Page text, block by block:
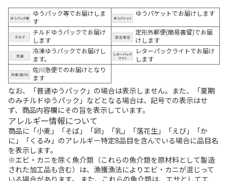
ゆうパック等でお届けしま
す
ゆうパケットでお届けします
チルドゆうパックでお届け
します
定形外郵便(簡易書留)でお届
けします
冷凍ゆうパックでお届けし
ます。
レターパックライトでお届け
します
佐川急便でのお届けとなり
ます
なお、「普通ゆうパック」の場合は表示しません。また、「夏期
のみチルドゆうパック」などとなる場合は、記号での表示はせ
ず、商品内容欄にその旨を表示しています。
アレルギー情報について
商品に「小麦」「そば」「卵」「乳」「落花生」「えび」「か
に」「くるみ」のアレルギー特定8品目を含んでいる場合に品目名
を表示します。
※エビ・カニを除く魚介類（これらの魚介類を原材料として製造
された加工品も含む）は、漁獲漁法によりエビ・カニが混じって
いる場合があります。 また、これらの魚介類は、エサとしてエ